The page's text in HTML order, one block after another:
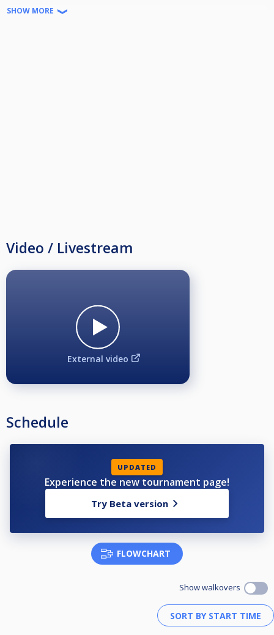
Συμμετοχές:
Όλοι οι συμμετέχοντες θα πρέπει να βρίσκονται στο χώρο τουλάχιστον
μισή ώρα πριν από την έναρξη των αγώνων τους.
SHOW MORE
Video / Livestream
External video
Schedule
UPDATED
Experience the new tournament page!
Try Beta version
FLOWCHART
Show walkovers